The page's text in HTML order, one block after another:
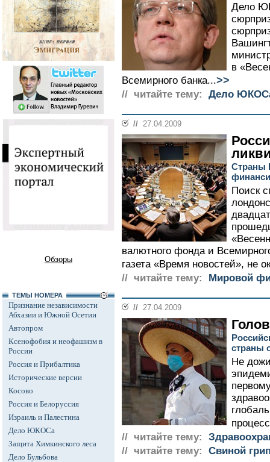
Обзоры
ТЕМЫ НОМЕРА
Признание независимости
Абхазии и Южной Осетии
Автопром
Ксенофобия и неофашизм в
России
Россия и Прибалтика
Исторические версии
Косово
Россия и Белоруссия
Израиль и Палестина
Дело ЮКОСа
Защита Химкинского леса
Дело Бульбова
Дело
в
Всемирного банка...>>
// читайте тему: Дело
// 27.04.2009
Страны
Поиск
валютного фонда и
газета «Время новостей», не
// читайте тему:
Мировой
// 27.04.2009
страны
Не
// читайте тему:
// читайте тему:
Свиной